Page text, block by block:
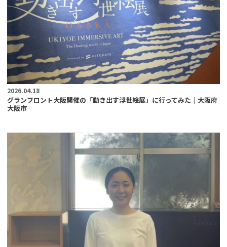
2026.04.18
グランフロント大阪開催の「動き出す浮世絵展」に行ってみた｜大阪府
大阪市